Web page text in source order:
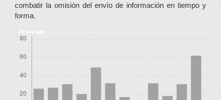
combatir la omisión del envío de información en tiempo y
forma.
Descargas